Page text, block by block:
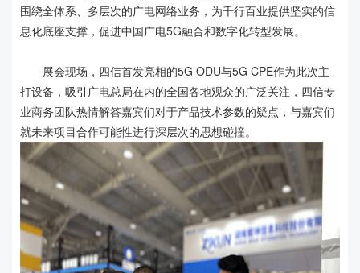
围绕全体系、多层次的广电网络业务，为千行百业提供坚实的信
息化底座支撑，促进中国广电5G融合和数字化转型发展。
展会现场，四信首发亮相的5G ODU与5G CPE作为此次主
打设备，吸引广电总局在内的全国各地观众的广泛关注，四信专
业商务团队热情解答嘉宾们对于产品技术参数的疑点，与嘉宾们
就未来项目合作可能性进行深层次的思想碰撞。